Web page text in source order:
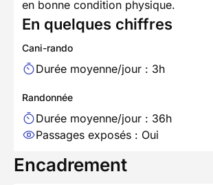
en bonne condition physique.
En quelques chiffres
Cani-rando
Durée moyenne/jour : 3h
Randonnée
Durée moyenne/jour : 36h
Passages exposés : Oui
Encadrement